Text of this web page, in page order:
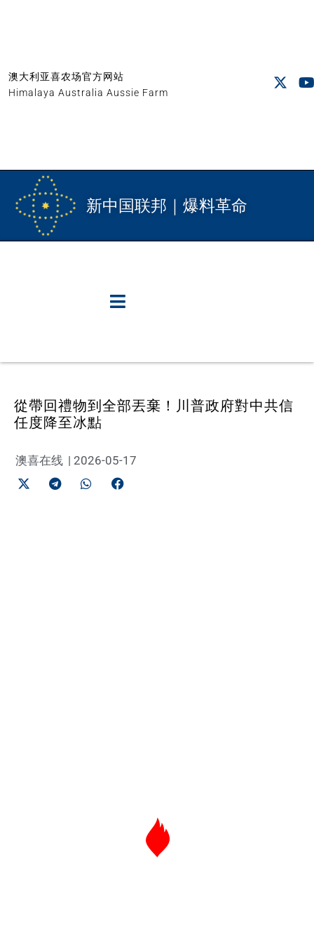
澳大利亚喜农场官方网站
Himalaya Australia Aussie Farm
新中国联邦｜爆料革命
從帶回禮物到全部丟棄！川普政府對中共信
任度降至冰點
澳喜在线 | 2026-05-17